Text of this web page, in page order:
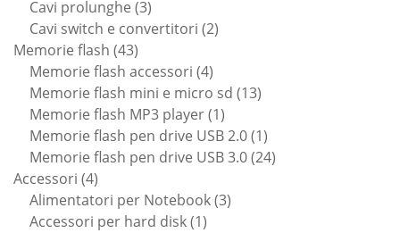
prodotto
Cavi prolunghe 33
prodotti
Cavi switch e convertitori 22
Memorie flash 4343
prodotti
Memorie flash accessori 44
prodotti
Memorie flash mini e micro sd 1313
Memorie flash MP3 player 11
prodotto
Memorie flash pen drive USB 2.0 11
prodotto
Memorie flash pen drive USB 3.0 2424
Accessori 44
prodotti
Alimentatori per Notebook 33
Accessori per hard disk 11